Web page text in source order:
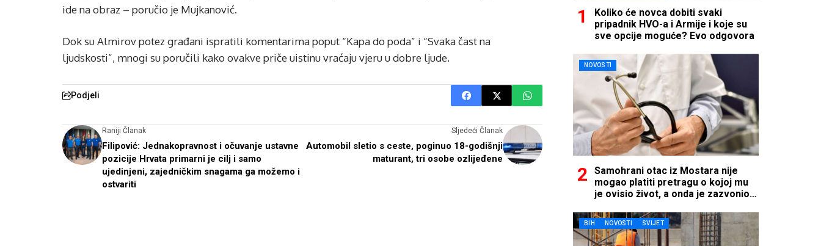
ide na obraz – poručio je Mujkanović.
Dok su Almirov potez građani ispratili komentarima poput “Kapa do poda” i “Svaka čast na
ljudskosti”, mnogi su poručili kako ovakve priče uistinu vraćaju vjeru u dobre ljude.
Podjeli
Raniji Članak
Filipović: Jednakopravnost i očuvanje ustavne
pozicije Hrvata primarni je cilj i samo
ujedinjeni, zajedničkim snagama ga možemo i
ostvariti
Sljedeći Članak
Automobil sletio s ceste, poginuo 18-godišnji
maturant, tri osobe ozlijeđene
Koliko će novca dobiti svaki
pripadnik HVO-a i Armije i koje su
sve opcije moguće? Evo odgovora
NOVOSTI
Samohrani otac iz Mostara nije
mogao platiti pretragu o kojoj mu
je ovisio život, a onda je zazvonio
BIH NOVOSTI SVIJET